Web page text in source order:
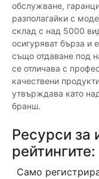
обслужване,
разполагайки с
склад с над 5000
осигуряват бърза и
също отдаване под
се отличава с
качествени
утвърждава като
бранш.
Ресурси за
рейтингите:
Само